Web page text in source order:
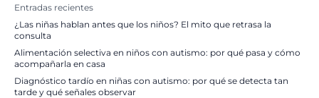
Entradas recientes
¿Las niñas hablan antes que los niños? El mito que retrasa la
consulta
Alimentación selectiva en niños con autismo: por qué pasa y cómo
acompañarla en casa
Diagnóstico tardío en niñas con autismo: por qué se detecta tan
tarde y qué señales observar